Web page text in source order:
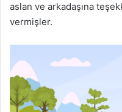
aslan ve arkadaşına
vermişler.